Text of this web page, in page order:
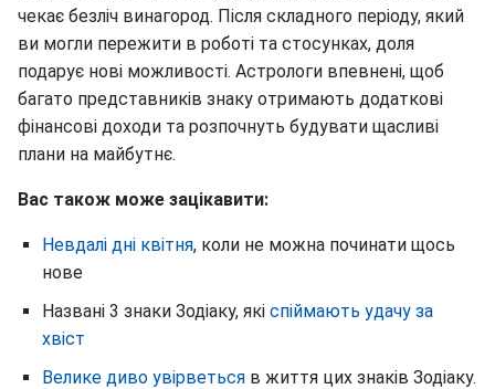
чекає безліч винагород. Після складного періоду, який
ви могли пережити в роботі та стосунках, доля
подарує нові можливості. Астрологи впевнені, щоб
багато представників знаку отримають додаткові
фінансові доходи та розпочнуть будувати щасливі
плани на майбутнє.
Вас також може зацікавити:
Невдалі дні квітня, коли не можна починати щось
нове
Названі 3 знаки Зодіаку, які спіймають удачу за
хвіст
Велике диво увірветься в життя цих знаків Зодіаку.